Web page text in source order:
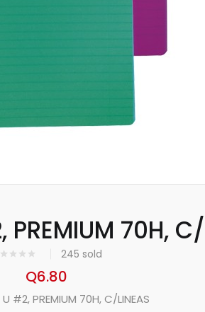
70H,
245 sold
Q6.80
#2, PREMIUM 70H, C/LINEAS